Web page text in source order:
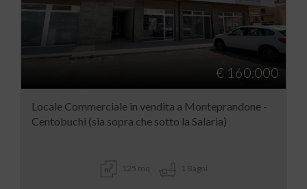
€ 160.000
Locale Commerciale in vendita a Monteprandone -
Centobuchi (sia sopra che sotto la Salaria)
125 mq 1 Bagni